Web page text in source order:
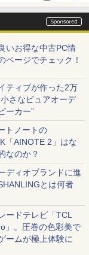
いお得な中古PC情
ページでチェック！
ティブが作った2万
小さなピュアオーデ
ーカー”
トノートの
「AINOTE 2」はな
なのか？
ディオブランドに進
とは何者
ードテレビ「TCL
」。圧巻の色彩美で
ームが極上体験に